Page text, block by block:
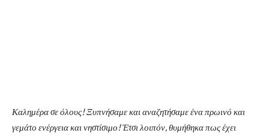
Καλημέρα σε όλους! Ξυπνήσαμε και αναζητήσαμε ένα πρωινό και
γεμάτο ενέργεια και νηστίσιμο! Έτσι λοιπόν, θυμήθηκα πως έχει